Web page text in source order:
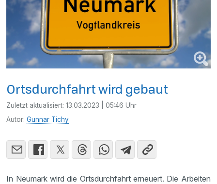
Ortsdurchfahrt wird gebaut
Zuletzt aktualisiert:13.03.2023 | 05:46 Uhr
Autor:Gunnar Tichy
In Neumark wird die Ortsdurchfahrt erneuert. Die Arbeiten